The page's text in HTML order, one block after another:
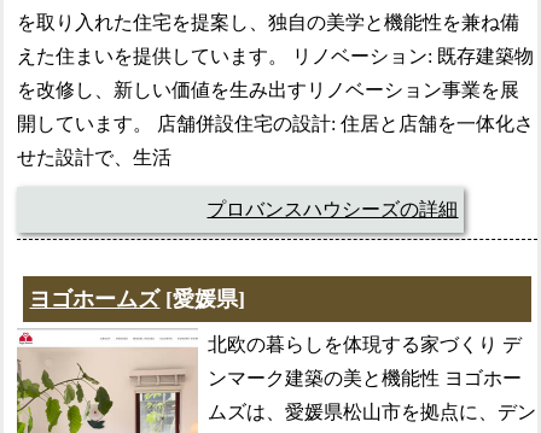
を取り入れた住宅を提案し、独自の美学と機能性を兼ね備
えた住まいを提供しています。 リノベーション: 既存建築物
を改修し、新しい価値を生み出すリノベーション事業を展
開しています。 店舗併設住宅の設計: 住居と店舗を一体化さ
せた設計で、生活
プロバンスハウシーズの詳細
ヨゴホームズ[愛媛県]
北欧の暮らしを体現する家づくり デ
ンマーク建築の美と機能性 ヨゴホー
ムズは、愛媛県松山市を拠点に、デン